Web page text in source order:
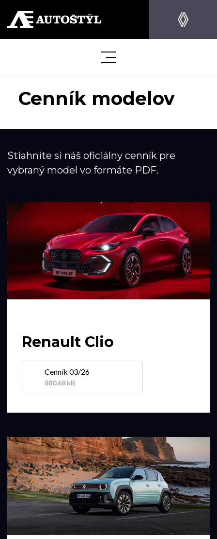
Cenník modelov
Stiahnite si náš oficiálny cenník pre
vybraný model vo formáte PDF.
Renault Clio
Cenník 03/26
880.68 kB